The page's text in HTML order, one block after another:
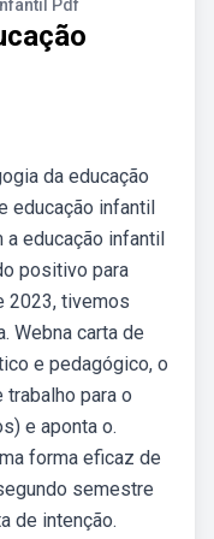
Pdf
da educação
educação infantil
a educação infantil
positivo para
2023, tivemos
Webna carta de
e pedagógico, o
para o
e aponta o.
forma eficaz de
semestre
de intenção.